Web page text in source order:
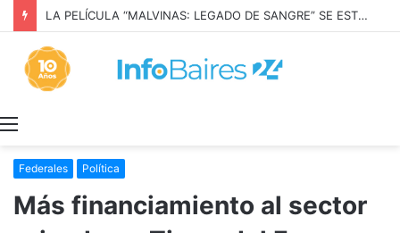
LA PELÍCULA “MALVINAS: LEGADO DE SANGRE” SE ESTRENARÁ EN PRIME VIDEO
Federales Política
Más financiamiento al sector